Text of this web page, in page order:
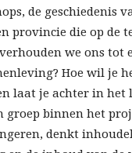
de geschiedenis
provincie die op de
we ons tot
Hoe wil je
laat je achter in het
groep binnen het
denkt